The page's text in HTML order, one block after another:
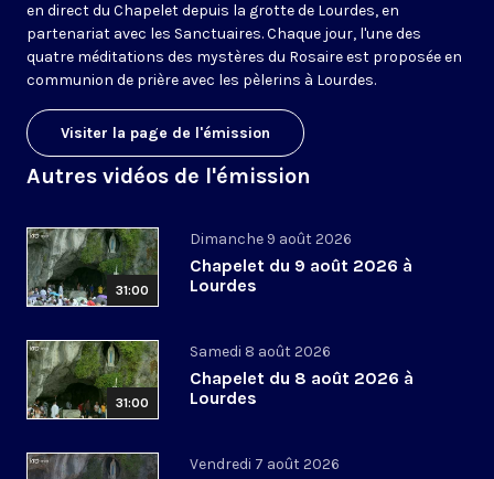
en direct du Chapelet depuis la grotte de Lourdes, en
partenariat avec les Sanctuaires. Chaque jour, l'une des
quatre méditations des mystères du Rosaire est proposée en
communion de prière avec les pèlerins à Lourdes.
Visiter la page de l'émission
Autres vidéos de l'émission
31:00
Dimanche 9 août 2026
Chapelet du 9 août 2026 à
Lourdes
31:00
Samedi 8 août 2026
Chapelet du 8 août 2026 à
Lourdes
Vendredi 7 août 2026